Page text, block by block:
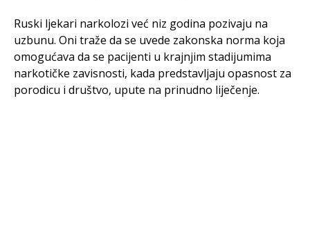
Ruski ljekari narkolozi već niz godina pozivaju na
uzbunu. Oni traže da se uvede zakonska norma koja
omogućava da se pacijenti u krajnjim stadijumima
narkotičke zavisnosti, kada predstavljaju opasnost za
porodicu i društvo, upute na prinudno liječenje.